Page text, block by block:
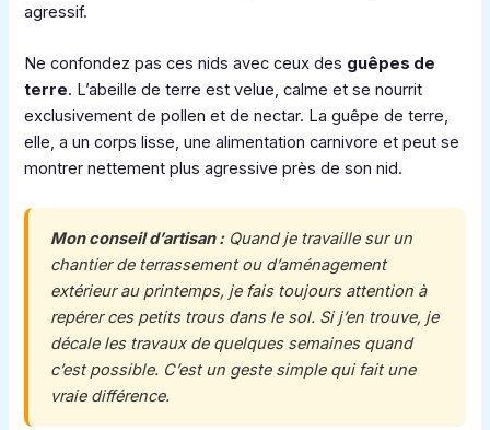
agressif.
Ne confondez pas ces nids avec ceux des guêpes de
terre. L’abeille de terre est velue, calme et se nourrit
exclusivement de pollen et de nectar. La guêpe de terre,
elle, a un corps lisse, une alimentation carnivore et peut se
montrer nettement plus agressive près de son nid.
Mon conseil d’artisan :Quand je travaille sur un
chantier de terrassement ou d’aménagement
extérieur au printemps, je fais toujours attention à
repérer ces petits trous dans le sol. Si j’en trouve, je
décale les travaux de quelques semaines quand
c’est possible. C’est un geste simple qui fait une
vraie différence.